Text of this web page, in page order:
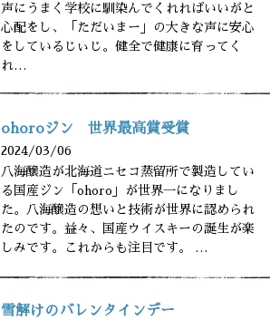
声にうまく学校に馴染んでくれればいいがと
心配をし、「ただいまー」の大きな声に安心
をしているじぃじ。健全で健康に育ってく
れ…
ohoroジン 世界最高賞受賞
2024/03/06
八海醸造が北海道ニセコ蒸留所で製造してい
る国産ジン「ohoro」が世界一になりまし
た。八海醸造の想いと技術が世界に認められ
たのです。益々、国産ウイスキーの誕生が楽
しみです。これからも注目です。 …
雪解けのバレンタインデー